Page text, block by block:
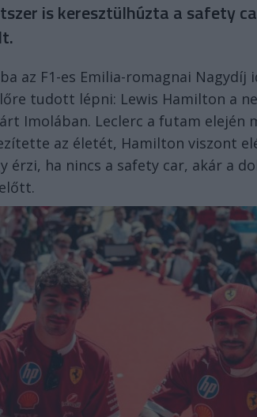
is keresztülhúzta a safety
az F1-es Emilia-romagnai Nagydíj
tudott lépni: Lewis Hamilton a
Imolában. Leclerc a futam elején
az életét, Hamilton viszont
érzi, ha nincs a safety car, akár a